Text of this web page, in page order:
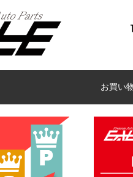
お買い